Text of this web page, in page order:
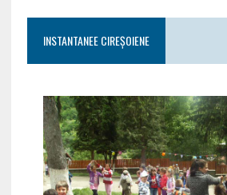
INSTANTANEE CIREȘOIENE